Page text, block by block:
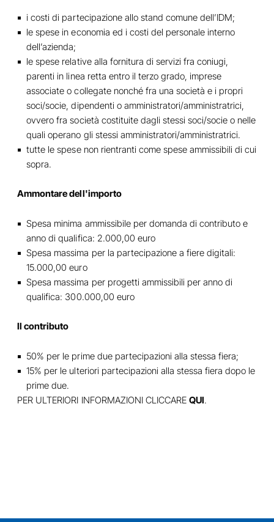
i costi di partecipazione allo stand comune dell’IDM;
le spese in economia ed i costi del personale interno
dell’azienda;
le spese relative alla fornitura di servizi fra coniugi,
parenti in linea retta entro il terzo grado, imprese
associate o collegate nonché fra una società e i propri
soci/socie, dipendenti o amministratori/amministratrici,
ovvero fra società costituite dagli stessi soci/socie o nelle
quali operano gli stessi amministratori/amministratrici.
tutte le spese non rientranti come spese ammissibili di cui
sopra.
Ammontare dell'importo
Spesa minima ammissibile per domanda di contributo e
anno di qualifica: 2.000,00 euro
Spesa massima per la partecipazione a fiere digitali:
15.000,00 euro
Spesa massima per progetti ammissibili per anno di
qualifica: 300.000,00 euro
Il contributo
50% per le prime due partecipazioni alla stessa fiera;
15% per le ulteriori partecipazioni alla stessa fiera dopo le
prime due.
PER ULTERIORI INFORMAZIONI CLICCARE QUI.